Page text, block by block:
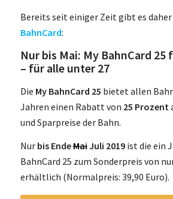
Bereits seit einiger Zeit gibt es daher
BahnCard:
Nur bis Mai: My BahnCard 25
– für alle unter 27
Die My BahnCard 25 bietet allen
Jahren einen Rabatt von 25 Prozent
und Sparpreise der Bahn.
Nur bis EndeMaiJuli 2019ist die ein
BahnCard 25 zum Sonderpreis von
erhältlich (Normalpreis: 39,90 Euro).